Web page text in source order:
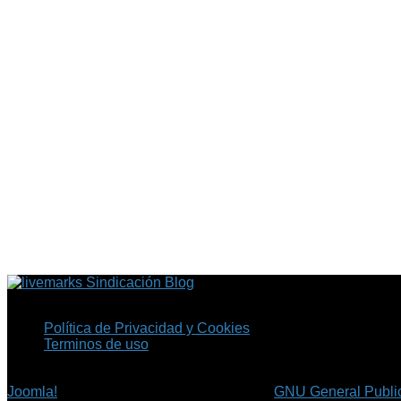
Sindicación Blog
Política de Privacidad y Cookies
Terminos de uso
Joomla!
GNU General